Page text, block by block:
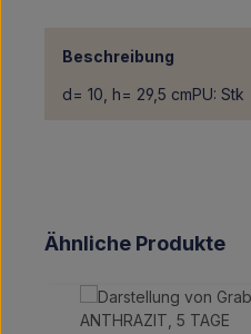
Beschreibung
d= 10, h= 29,5 cmPU: Stk
Produktgalerie überspringen
Ähnliche Produkte